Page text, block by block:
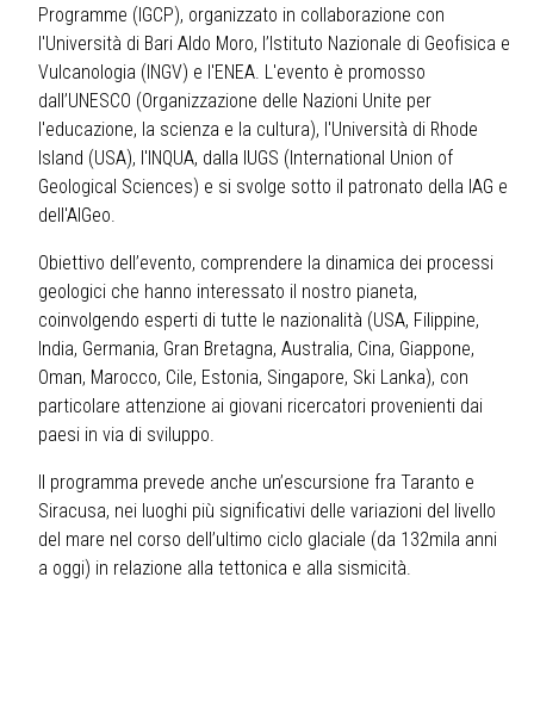
Programme (IGCP), organizzato in collaborazione con
l'Università di Bari Aldo Moro, l’Istituto Nazionale di Geofisica e
Vulcanologia (INGV) e l'ENEA. L'evento è promosso
dall’UNESCO (Organizzazione delle Nazioni Unite per
l'educazione, la scienza e la cultura), l'Università di Rhode
Island (USA), l'INQUA, dalla IUGS (International Union of
Geological Sciences) e si svolge sotto il patronato della IAG e
dell'AIGeo.
Obiettivo dell’evento, comprendere la dinamica dei processi
geologici che hanno interessato il nostro pianeta,
coinvolgendo esperti di tutte le nazionalità (USA, Filippine,
India, Germania, Gran Bretagna, Australia, Cina, Giappone,
Oman, Marocco, Cile, Estonia, Singapore, Ski Lanka), con
particolare attenzione ai giovani ricercatori provenienti dai
paesi in via di sviluppo.
Il programma prevede anche un’escursione fra Taranto e
Siracusa, nei luoghi più significativi delle variazioni del livello
del mare nel corso dell’ultimo ciclo glaciale (da 132mila anni
a oggi) in relazione alla tettonica e alla sismicità.